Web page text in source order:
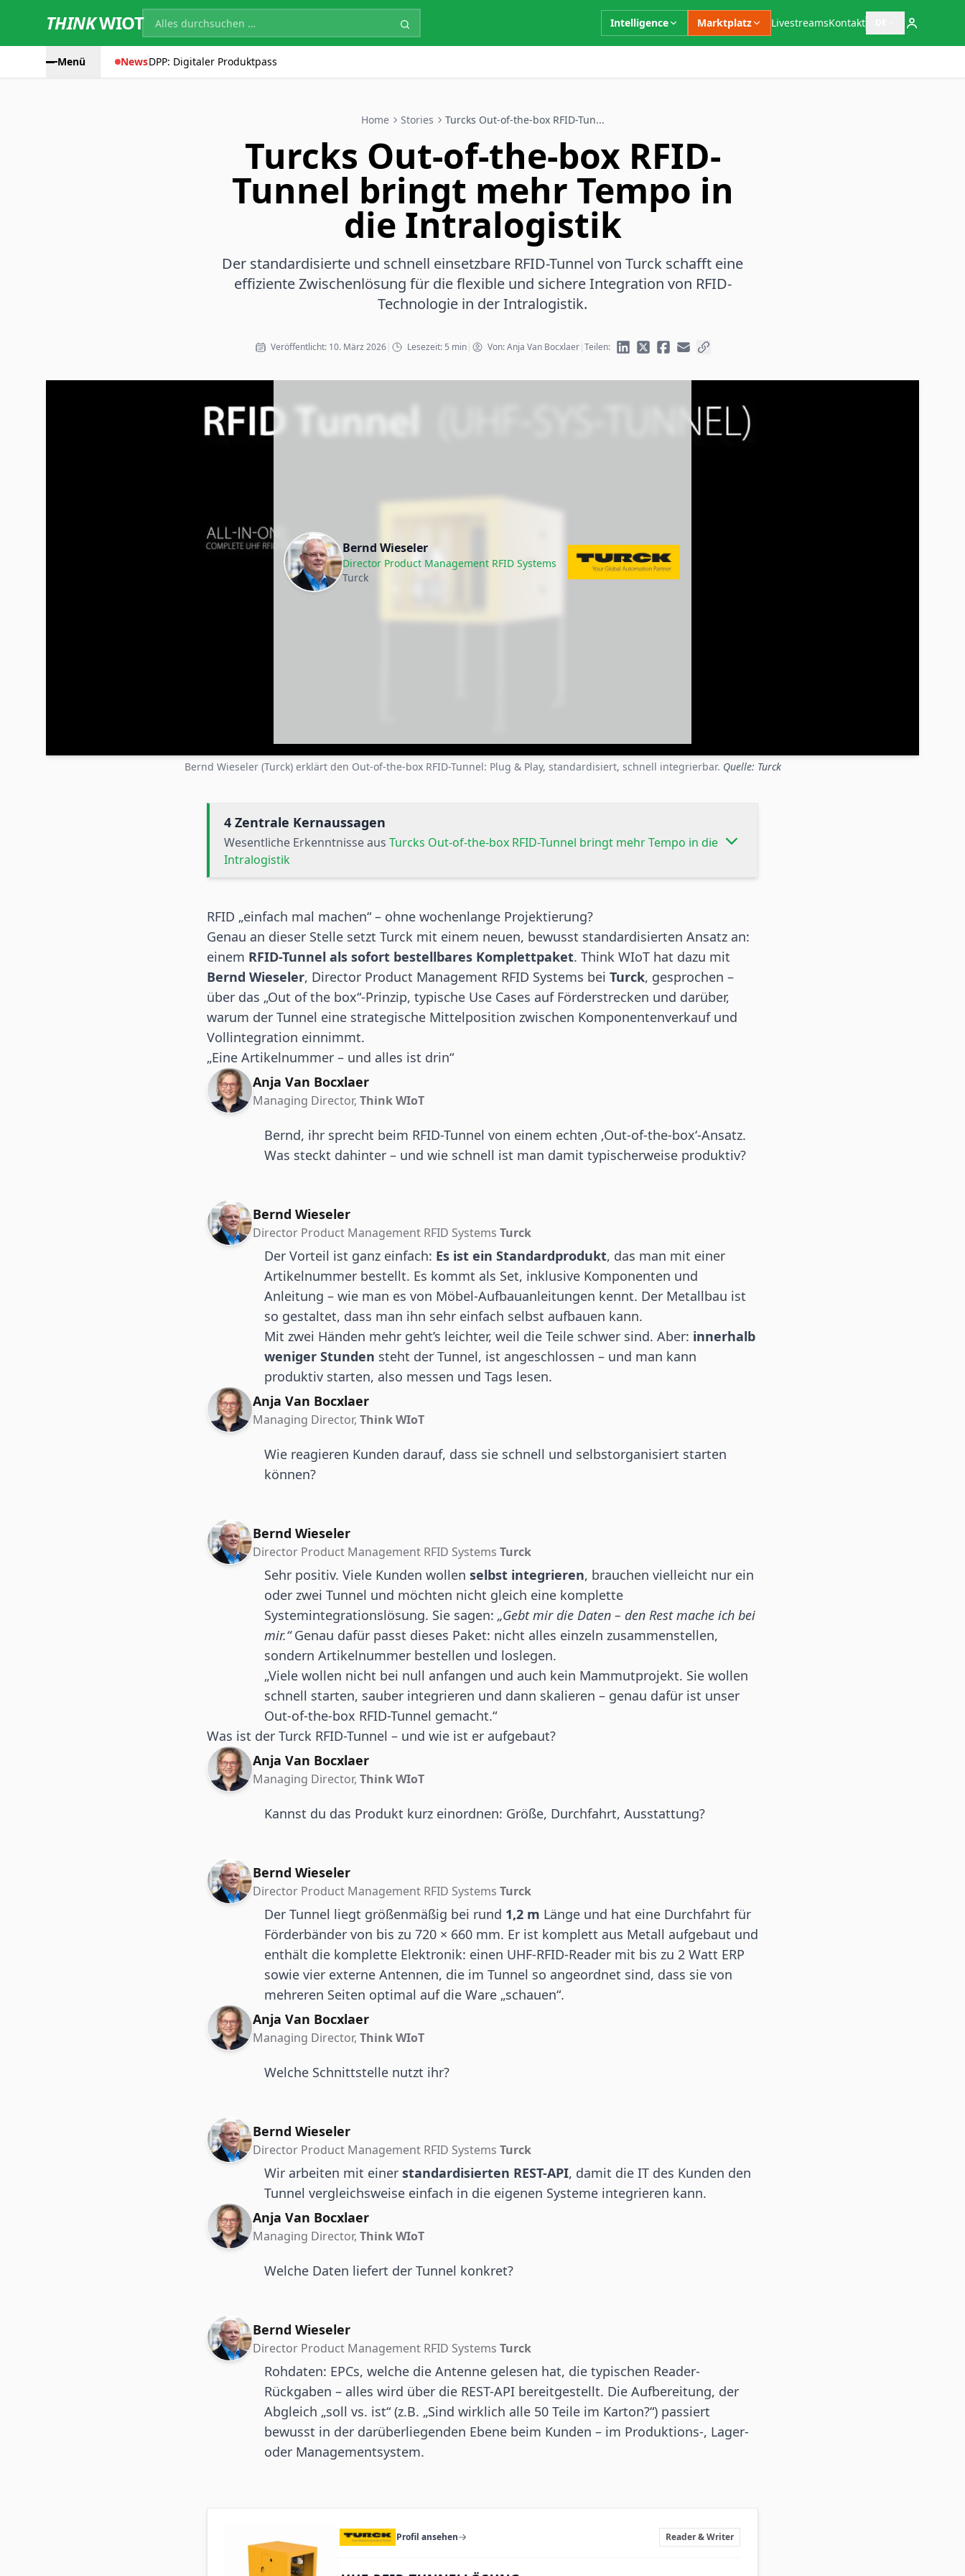
THINKWIOT Intelligence Marktplatz LivestreamsKontakt Sprachauswahl
Menü NewsDPP: Digitaler Produktpass
Home Stories Turcks Out-of-the-box RFID-Tun...
Turcks Out-of-the-box RFID-
Tunnel bringt mehr Tempo in
die Intralogistik
Der standardisierte und schnell einsetzbare RFID-Tunnel von Turck schafft eine
effiziente Zwischenlösung für die flexible und sichere Integration von RFID-
Technologie in der Intralogistik.
Veröffentlicht: 10. März 2026| Lesezeit: 5 min| Von: Anja Van Bocxlaer|Teilen:
Bernd Wieseler
Director Product Management RFID Systems
Turck
Bernd Wieseler (Turck) erklärt den Out-of-the-box RFID-Tunnel: Plug & Play, standardisiert, schnell integrierbar. Quelle: Turck
4 Zentrale Kernaussagen
Wesentliche Erkenntnisse aus Turcks Out-of-the-box RFID-Tunnel bringt mehr Tempo in die
Intralogistik
RFID „einfach mal machen“ – ohne wochenlange Projektierung?
Genau an dieser Stelle setzt Turck mit einem neuen, bewusst standardisierten Ansatz an:
einem RFID-Tunnel als sofort bestellbares Komplettpaket. Think WIoT hat dazu mit
Bernd Wieseler, Director Product Management RFID Systems bei Turck, gesprochen –
über das „Out of the box“-Prinzip, typische Use Cases auf Förderstrecken und darüber,
warum der Tunnel eine strategische Mittelposition zwischen Komponentenverkauf und
Vollintegration einnimmt.
„Eine Artikelnummer – und alles ist drin“
Anja Van Bocxlaer
Managing Director, Think WIoT
Bernd, ihr sprecht beim RFID-Tunnel von einem echten ‚Out-of-the-box‘-Ansatz.
Was steckt dahinter – und wie schnell ist man damit typischerweise produktiv?
Bernd Wieseler
Director Product Management RFID Systems Turck
Der Vorteil ist ganz einfach: Es ist ein Standardprodukt, das man mit einer
Artikelnummer bestellt. Es kommt als Set, inklusive Komponenten und
Anleitung – wie man es von Möbel-Aufbauanleitungen kennt. Der Metallbau ist
so gestaltet, dass man ihn sehr einfach selbst aufbauen kann.
Mit zwei Händen mehr geht’s leichter, weil die Teile schwer sind. Aber: innerhalb
weniger Stunden steht der Tunnel, ist angeschlossen – und man kann
produktiv starten, also messen und Tags lesen.
Anja Van Bocxlaer
Managing Director, Think WIoT
Wie reagieren Kunden darauf, dass sie schnell und selbstorganisiert starten
können?
Bernd Wieseler
Director Product Management RFID Systems Turck
Sehr positiv. Viele Kunden wollen selbst integrieren, brauchen vielleicht nur ein
oder zwei Tunnel und möchten nicht gleich eine komplette
Systemintegrationslösung. Sie sagen: „Gebt mir die Daten – den Rest mache ich bei
mir.“Genau dafür passt dieses Paket: nicht alles einzeln zusammenstellen,
sondern Artikelnummer bestellen und loslegen.
„Viele wollen nicht bei null anfangen und auch kein Mammutprojekt. Sie wollen
schnell starten, sauber integrieren und dann skalieren – genau dafür ist unser
Out-of-the-box RFID-Tunnel gemacht.“
Was ist der Turck RFID-Tunnel – und wie ist er aufgebaut?
Anja Van Bocxlaer
Managing Director, Think WIoT
Kannst du das Produkt kurz einordnen: Größe, Durchfahrt, Ausstattung?
Bernd Wieseler
Director Product Management RFID Systems Turck
Der Tunnel liegt größenmäßig bei rund 1,2 m Länge und hat eine Durchfahrt für
Förderbänder von bis zu 720 × 660 mm. Er ist komplett aus Metall aufgebaut und
enthält die komplette Elektronik: einen UHF-RFID-Reader mit bis zu 2 Watt ERP
sowie vier externe Antennen, die im Tunnel so angeordnet sind, dass sie von
mehreren Seiten optimal auf die Ware „schauen“.
Anja Van Bocxlaer
Managing Director, Think WIoT
Welche Schnittstelle nutzt ihr?
Bernd Wieseler
Director Product Management RFID Systems Turck
Wir arbeiten mit einer standardisierten REST-API, damit die IT des Kunden den
Tunnel vergleichsweise einfach in die eigenen Systeme integrieren kann.
Anja Van Bocxlaer
Managing Director, Think WIoT
Welche Daten liefert der Tunnel konkret?
Bernd Wieseler
Director Product Management RFID Systems Turck
Rohdaten: EPCs, welche die Antenne gelesen hat, die typischen Reader-
Rückgaben – alles wird über die REST-API bereitgestellt. Die Aufbereitung, der
Abgleich „soll vs. ist“ (z.B. „Sind wirklich alle 50 Teile im Karton?“) passiert
bewusst in der darüberliegenden Ebene beim Kunden – im Produktions-, Lager-
oder Managementsystem.
Profil ansehen Reader & Writer